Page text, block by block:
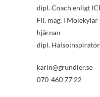
dipl. Coach enligt
Fil. mag. i
hjärnan
dipl. Hälsoinspiratör
karin@grundler.se
070-460 77 22